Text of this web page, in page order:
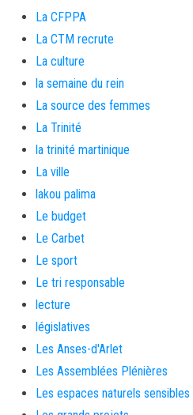
La CFPPA
La CTM recrute
La culture
la semaine du rein
La source des femmes
La Trinité
la trinité martinique
La ville
lakou palima
Le budget
Le Carbet
Le sport
Le tri responsable
lecture
législatives
Les Anses-d'Arlet
Les Assemblées Plénières
Les espaces naturels sensibles